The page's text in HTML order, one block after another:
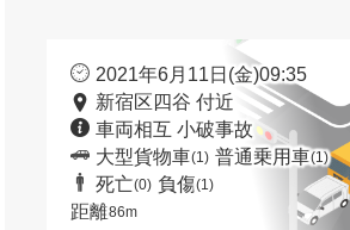
2021年6月11日(金)09:35
新宿区四谷 付近
車両相互 小破事故
大型貨物車(1) 普通乗用車(1)
死亡(0) 負傷(1)
距離86m